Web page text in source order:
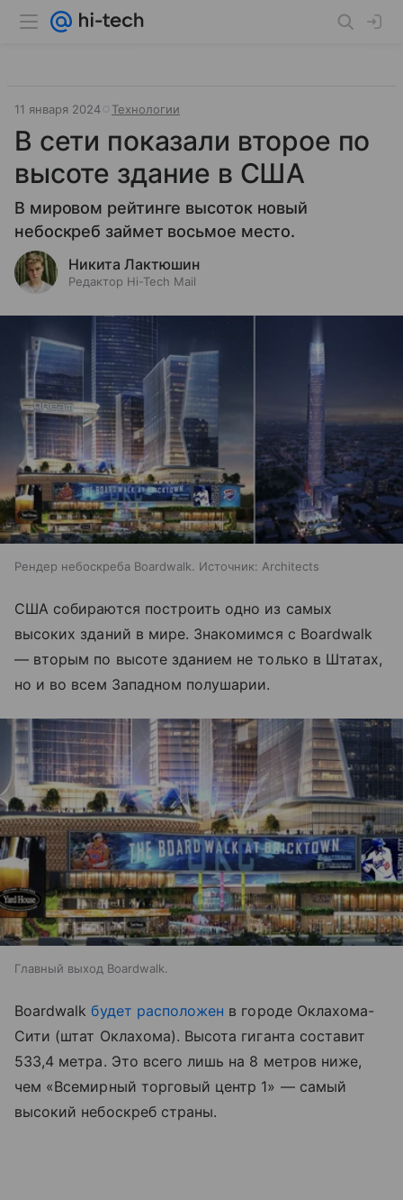
11 января 2024 Технологии
В сети показали второе по
высоте здание в США
В мировом рейтинге высоток новый
небоскреб займет восьмое место.
Никита Лактюшин
Редактор Hi-Tech Mail
Рендер небоскреба Boardwalk. Источник: Architects
США собираются построить одно из самых
высоких зданий в мире. Знакомимся с Boardwalk
— вторым по высоте зданием не только в Штатах,
но и во всем Западном полушарии.
Главный выход Boardwalk.
Boardwalkбудет расположен в городе Оклахома-
Сити (штат Оклахома). Высота гиганта составит
533,4 метра. Это всего лишь на 8 метров ниже,
чем «Всемирный торговый центр 1» — самый
высокий небоскреб страны.